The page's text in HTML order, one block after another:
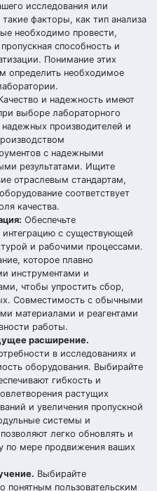
исследования или
факторы, как тип анализа
необходимо провести,
способность и
Понимание этих
определить необходимое
и надежность имеют
выборе лабораторного
производителей и
с надежными
результатами. Ищите
отраслевым стандартам,
соответствует
качества.
Обеспечьте
с существующей
и рабочими процессами.
которое плавно
инструментами и
чтобы упростить сбор,
Совместимость с обычными
материалами и реагентами
работы.
расширение.
в исследованиях и
оборудования. Выбирайте
гибкость и
растущих
и увеличения пропускной
системы и
легко обновлять и
по мере продвижения ваших
Выбирайте
понятным пользовательским